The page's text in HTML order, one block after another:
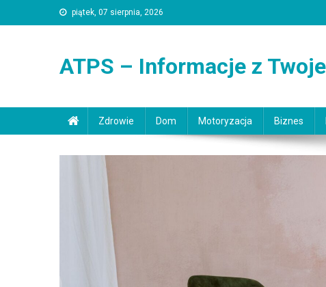
to
piątek, 07 sierpnia, 2026
ATPS – Informacje z
Zdrowie Dom Motoryzacja Biznes